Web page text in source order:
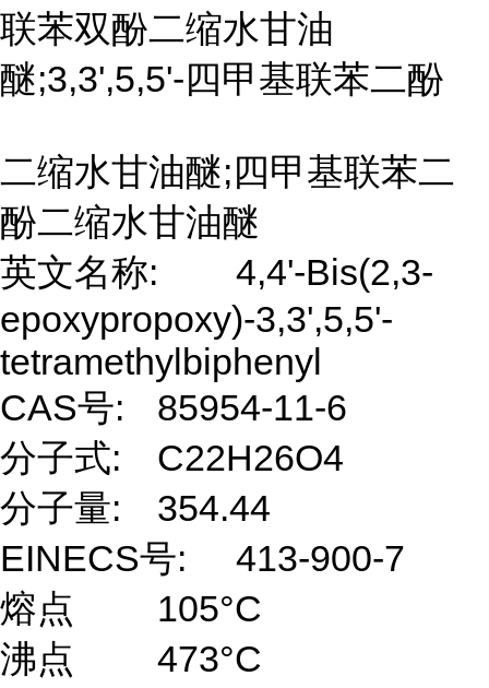
联苯双酚二缩水甘油
醚;3,3',5,5'-四甲基联苯二酚
二缩水甘油醚;四甲基联苯二
酚二缩水甘油醚
英文名称:
4,4'-Bis(2,3-
epoxypropoxy)-3,3',5,5'-
tetramethylbiphenyl
CAS号:
85954-11-6
分子式:
C22H26O4
分子量:
354.44
EINECS号:
413-900-7
熔点
105°C
沸点
473°C